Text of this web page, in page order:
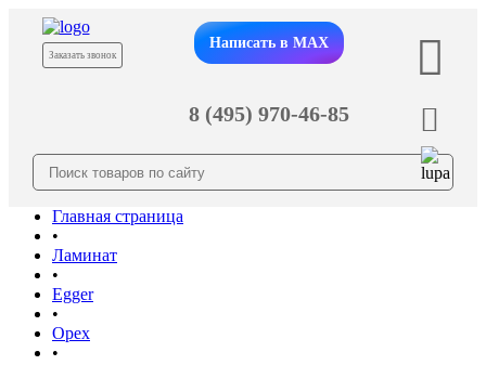
Заказать звонок
Написать в MAX
8 (495) 970-46-85
Главная страница
•
Ламинат
•
Egger
•
Орех
•